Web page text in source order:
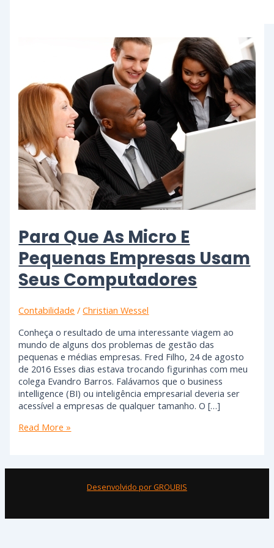
Para Que As Micro E
Pequenas Empresas Usam
Seus Computadores
Contabilidade /Christian Wessel
Conheça o resultado de uma interessante viagem ao
mundo de alguns dos problemas de gestão das
pequenas e médias empresas. Fred Filho, 24 de agosto
de 2016 Esses dias estava trocando figurinhas com meu
colega Evandro Barros. Falávamos que o business
intelligence (BI) ou inteligência empresarial deveria ser
acessível a empresas de qualquer tamanho. O […]
Read More »
Desenvolvido por GROUBIS